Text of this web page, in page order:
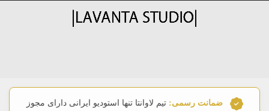
ضمانت رسمی: تیم لاوانتا تنها استودیو ایرانی دارای مجوز